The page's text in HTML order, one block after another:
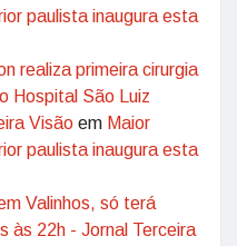
paulista inaugura esta
realiza primeira cirurgia
Hospital São Luiz
Visão em Maior
paulista inaugura esta
Valinhos, só terá
às 22h - Jornal Terceira